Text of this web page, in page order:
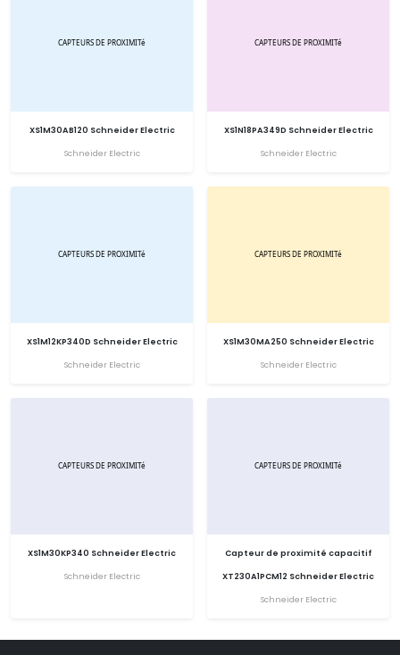
XS1M30AB120 Schneider Electric
Schneider Electric
XS1N18PA349D Schneider Electric
Schneider Electric
XS1M12KP340D Schneider Electric
Schneider Electric
XS1M30MA250 Schneider Electric
Schneider Electric
XS1M30KP340 Schneider Electric
Schneider Electric
Capteur de proximité capacitif
XT230A1PCM12 Schneider Electric
Schneider Electric